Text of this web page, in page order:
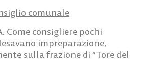
comunale
Come consigliere pochi
impreparazione,
sulla frazione di “Tore del